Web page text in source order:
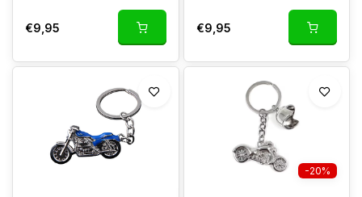
€9,95 €9,95
-20%